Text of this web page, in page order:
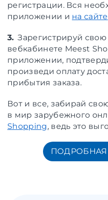
регистрации. Вся
приложении и на сайте
3. Зарегистрируй
вебкабинете Meest
приложении,
произведи оплату
прибытия заказа.
Вот и все, забирай
в мир зарубежного
Shopping, ведь это
ПОДРОБНАЯ